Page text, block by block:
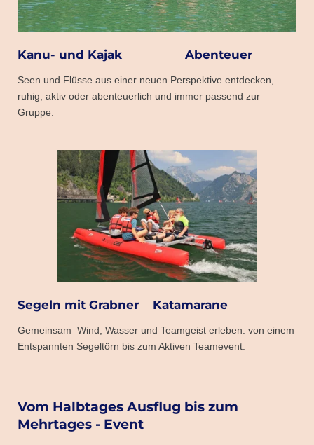
Kanu- und Kajak Abenteuer
Seen und Flüsse aus einer neuen Perspektive entdecken,
ruhig, aktiv oder abenteuerlich und immer passend zur
Gruppe.
Segeln mit Grabner Katamarane
Gemeinsam Wind, Wasser und Teamgeist erleben. von einem
Entspannten Segeltörn bis zum Aktiven Teamevent.
Vom Halbtages Ausflug bis zum
Mehrtages - Event